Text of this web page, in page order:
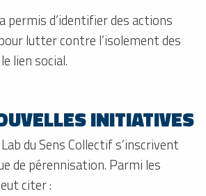
permis d’identifier des actions
lutter contre l’isolement des
lien social.
INITIATIVES
du Sens Collectif s’inscrivent
de pérennisation. Parmi les
citer :